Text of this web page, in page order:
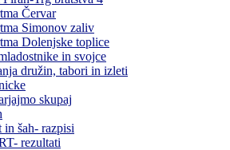
Červar
Simonov zaliv
Dolenjske toplice
in svojce
družin, tabori in izleti
skupaj
in šah- razpisi
rezultati